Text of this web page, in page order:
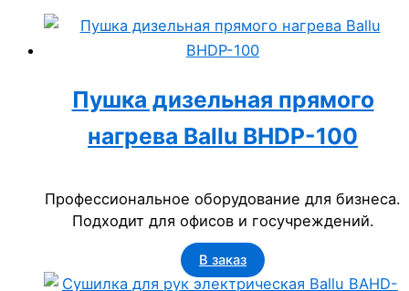
Пушка дизельная прямого
нагрева Ballu BHDP-100
Профессиональное оборудование для бизнеса.
Подходит для офисов и госучреждений.
В заказ